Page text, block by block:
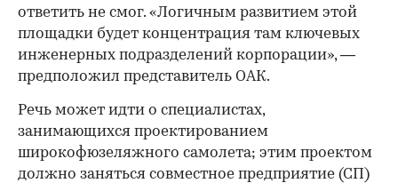
ответить не смог. «Логичным развитием этой
площадки будет концентрация там ключевых
инженерных подразделений корпорации», —
предположил представитель ОАК.
Речь может идти о специалистах,
занимающихся проектированием
широкофюзеляжного самолета; этим проектом
должно заняться совместное предприятие (СП)